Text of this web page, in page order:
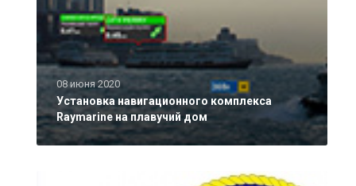
08 июня 2020
Установка навигационного комплекса
Raymarine на плавучий дом